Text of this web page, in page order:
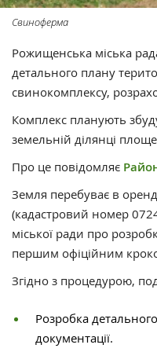
Свиноферма
Рожищенська міська
детального плану
свинокомплексу,
Комплекс планують
земельній ділянці
Про це повідомляє
Земля перебуває в
(кадастровий номер
міської ради про
першим офіційним
Згідно з процедурою,
Розробка
документації.